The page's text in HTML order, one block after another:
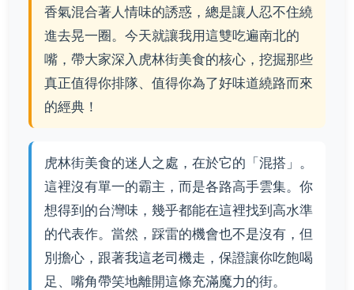
香氣混合著人情味的誘惑，總是讓人忍不住繞
進去晃一圈。今天就讓我用這雙吃遍南北的
嘴，帶大家深入虎林街美食的核心，挖掘那些
真正值得你排隊、值得你為了好味道繞路而來
的經典！
虎林街美食的迷人之處，在於它的「混搭」。
這裡沒有單一的霸主，而是各路高手雲集。你
想得到的台灣味，幾乎都能在這裡找到高水準
的代表作。當然，踩雷的機會也不是沒有，但
別擔心，跟著我這老司機走，保證讓你吃飽喝
足、嘴角帶笑地離開這條充滿魔力的街。